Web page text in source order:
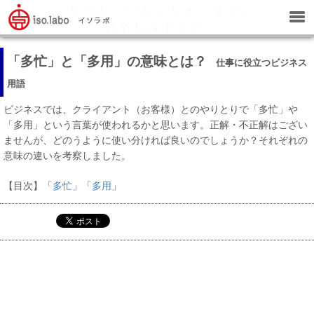
「多忙」と「多用」の意味とは？
仕事に役立つビジネス
用語
ビジネスでは、クライアント（お客様）とのやりとりで「多忙」や
「多用」という言葉が使われるかと思います。正解・不正解はござい
ませんが、どのうように使い分ければ良いのでしょうか？それぞれの
意味の違いを考察しました。
【目次】「 多忙 」「 多用 」